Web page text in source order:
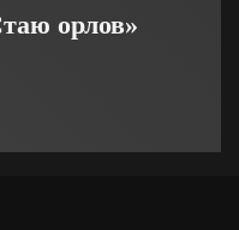
орлов»